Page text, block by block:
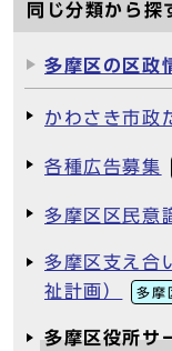
同じ分類から探
多摩区の区政
かわさき市政
各種広告募集
多摩区区民意
多摩区支え合
祉計画）
多摩
多摩区役所サ